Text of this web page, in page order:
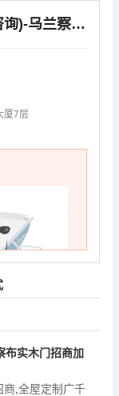
实木门招商加盟-广千木业(在线咨询)-乌兰察布实木门招商加盟
厦7层
布实木门招商加
商 全屋定制广千